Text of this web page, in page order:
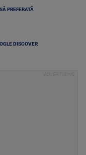
PREFERATĂ
DISCOVER